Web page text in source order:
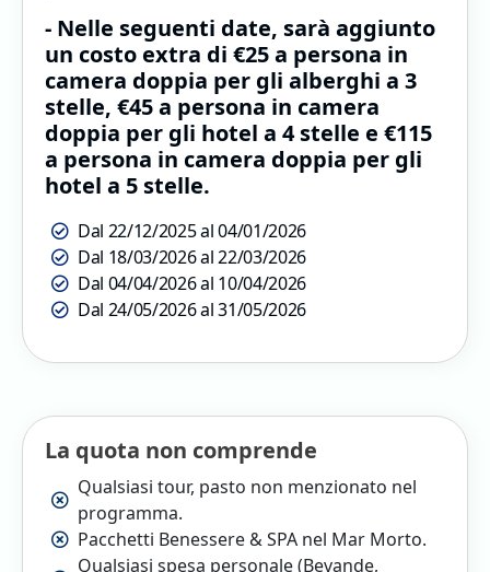
- Nelle seguenti date, sarà aggiunto
un costo extra di €25 a persona in
camera doppia per gli alberghi a 3
stelle, €45 a persona in camera
doppia per gli hotel a 4 stelle e €115
a persona in camera doppia per gli
hotel a 5 stelle.
Dal 22/12/2025 al 04/01/2026
Dal 18/03/2026 al 22/03/2026
Dal 04/04/2026 al 10/04/2026
Dal 24/05/2026 al 31/05/2026
La quota non comprende
Qualsiasi tour, pasto non menzionato nel
programma.
Pacchetti Benessere & SPA nel Mar Morto.
Qualsiasi spesa personale (Bevande,